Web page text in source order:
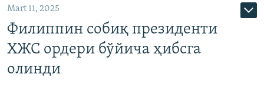
Mart 11, 2025
Филиппин собиқ президенти
ХЖС ордери бўйича ҳибсга
олинди